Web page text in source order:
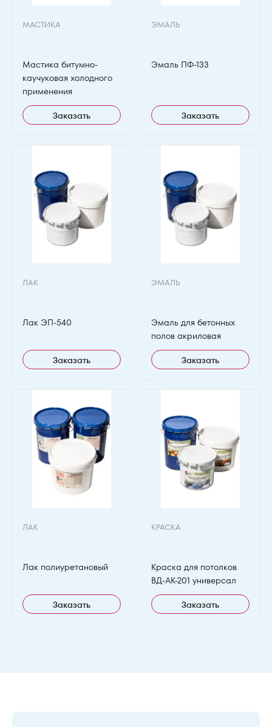
МАСТИКА
Мастика битумно-
каучуковая холодного
применения
Заказать
ЭМАЛЬ
Эмаль ПФ-133
Заказать
ЛАК
Лак ЭП-540
Заказать
ЭМАЛЬ
Эмаль для бетонных
полов акриловая
Заказать
ЛАК
Лак полиуретановый
Заказать
КРАСКА
Краска для потолков
ВД-АК-201 универсал
Заказать